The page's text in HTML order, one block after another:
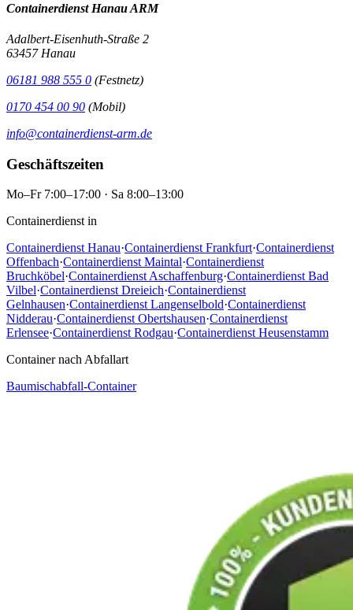
Containerdienst Hanau ARM
Adalbert-Eisenhuth-Straße 2
63457 Hanau
06181 988 555 0 (Festnetz)
0170 454 00 90 (Mobil)
info@containerdienst-arm.de
Geschäftszeiten
Mo–Fr 7:00–17:00 · Sa 8:00–13:00
Containerdienst in
Containerdienst Hanau·Containerdienst Frankfurt·Containerdienst
Offenbach·Containerdienst Maintal·Containerdienst
Bruchköbel·Containerdienst Aschaffenburg·Containerdienst Bad
Vilbel·Containerdienst Dreieich·Containerdienst
Gelnhausen·Containerdienst Langenselbold·Containerdienst
Nidderau·Containerdienst Obertshausen·Containerdienst
Erlensee·Containerdienst Rodgau·Containerdienst Heusenstamm
Container nach Abfallart
Baumischabfall-Container